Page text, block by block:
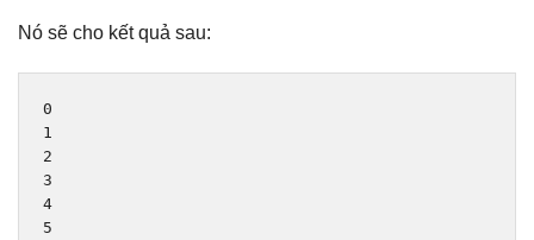
Nó sẽ cho kết quả sau:
0
1
2
3
4
5